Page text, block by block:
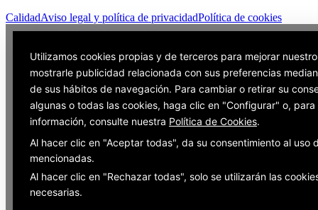
CalidadAviso legal y política de privacidadPolítica de cookies
Utilizamos cookies propias y de terceros para mejorar
mostrarle publicidad relacionada con sus preferencias
de sus hábitos de navegación. Para cambiar o retirar su
algunas o todas las cookies, haga clic en "Configurar" o, para
información, consulte nuestra Política de Cookies.
Al hacer clic en "Aceptar todas", da su consentimiento al uso
mencionadas.
Al hacer clic en "Rechazar todas", solo se utilizarán las
necesarias.